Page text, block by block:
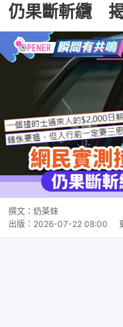
仍果斷斬纜
撰文： 奶茶妹
出版： 2026-07-22 08:00